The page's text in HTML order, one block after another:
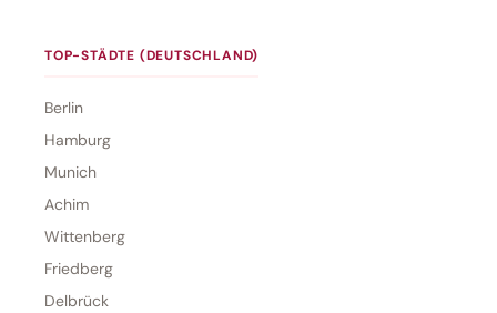
TOP-STÄDTE (DEUTSCHLAND)
Berlin
Hamburg
Munich
Achim
Wittenberg
Friedberg
Delbrück